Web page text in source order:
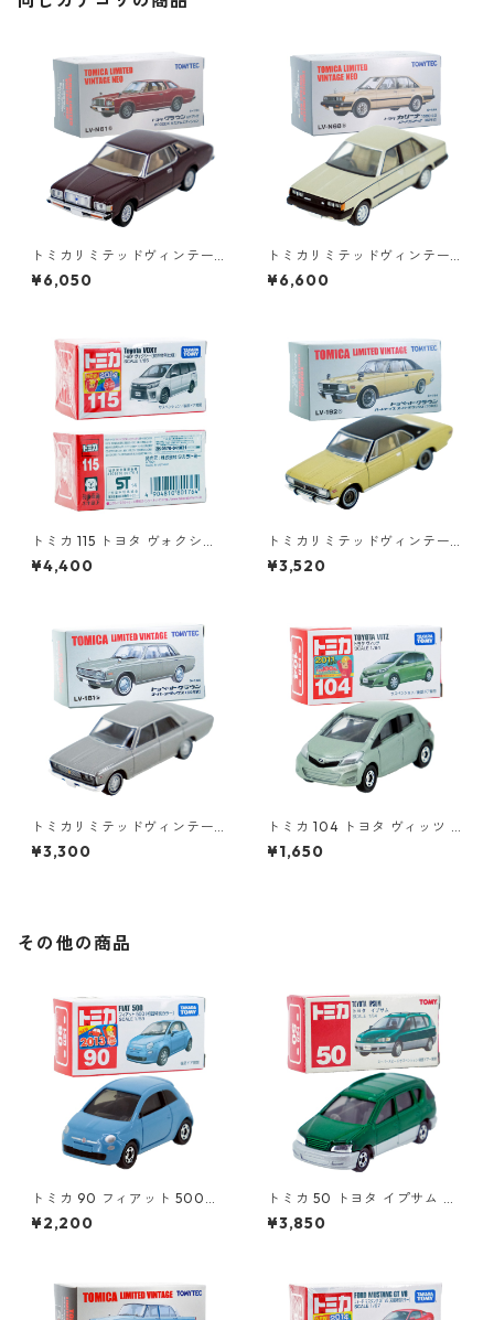
トミカリミテッドヴィンテー
ジネオ LV-N61b トヨタ クラウ
ン 2ドアHT 2000DX カスタ
¥6,050
トミカリミテッドヴィンテー
ジネオ LV-N68b トヨタ カリ
ーナ 1500 SG ロードランナー
¥6,600
トミカ 115 トヨタ ヴォクシー
（初回特別仕様）#10801764
¥4,400
トミカリミテッドヴィンテー
ジ LV-192b トヨペットクラウ
ン ハードトップ スーパーデラ
¥3,520
トミカリミテッドヴィンテー
ジ LV-181b トヨペット クラウ
ン スーパーデラックス 69年式
¥3,300
トミカ 104 トヨタ ヴィッツ #
10392507
¥1,650
その他の商品
トミカ 90 フィアット 500
（初回特別カラー）#1047108
0
¥2,200
トミカ 50 トヨタ イプサム #1
0306672
¥3,850